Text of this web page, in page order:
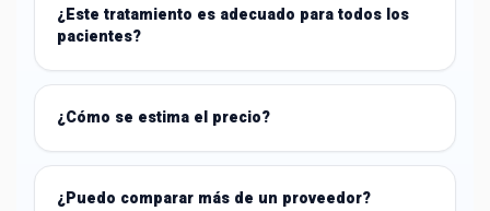
¿Este tratamiento es adecuado para todos los
pacientes?
¿Cómo se estima el precio?
¿Puedo comparar más de un proveedor?